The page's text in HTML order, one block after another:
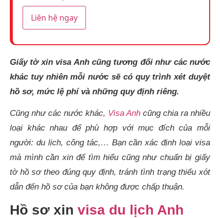
Liên hệ ngay
Giấy tờ xin visa Anh cũng tương đối như các nước
khác tuy nhiên mỗi nước sẽ có quy trình xét duyệt
hồ sơ, mức lệ phí và những quy định riêng.
Cũng như các nước khác, Visa Anh cũng chia ra nhiều
loại khác nhau để phù hợp với mục đích của mỗi
người: du lịch, công tác,… Bạn cần xác định loại visa
mà mình cần xin để tìm hiểu cũng như chuẩn bị giấy
tờ hồ sơ theo đúng quy định, tránh tình trạng thiếu xót
dẫn đến hồ sơ của bạn không được chấp thuận.
Hồ sơ xin visa du lịch Anh